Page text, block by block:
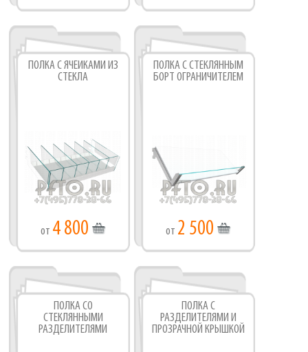
ПОЛКА С ЯЧЕЙКАМИ ИЗ
СТЕКЛА
от 4 800
ПОЛКА С СТЕКЛЯННЫМ
БОРТ ОГРАНИЧИТЕЛЕМ
от 2 500
ПОЛКА СО
СТЕКЛЯННЫМИ
РАЗДЕЛИТЕЛЯМИ
ПОЛКА С
РАЗДЕЛИТЕЛЯМИ И
ПРОЗРАЧНОЙ КРЫШКОЙ